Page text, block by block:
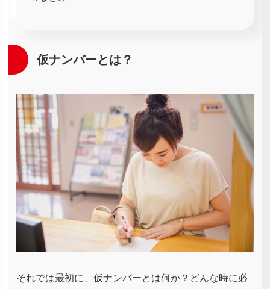
仮ナンバーとは？
それでは最初に、仮ナンバーとは何か？どんな時に必